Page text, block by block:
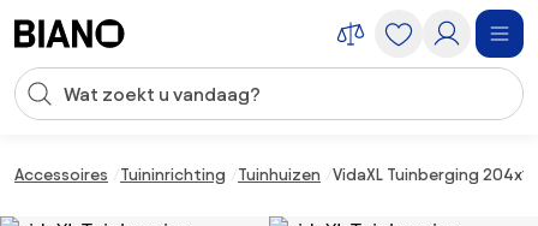
Zoekopdracht invoeren
Accessoires Tuininrichting Tuinhuizen VidaXL Tuinberging